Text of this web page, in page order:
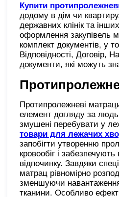
Купити
додому в дім чи
державних клінік та
оформлення закупівель
комплект документів, у
Відповідності, Договір,
документи, які можуть
Протипролежневі
елемент догляду за
змушені перебувати у
товари для лежачих
запобігти утворенню
кровообіг і
відпочинку. Завдяки
матрац рівномірно
зменшуючи навантаження
тканини. Особливо